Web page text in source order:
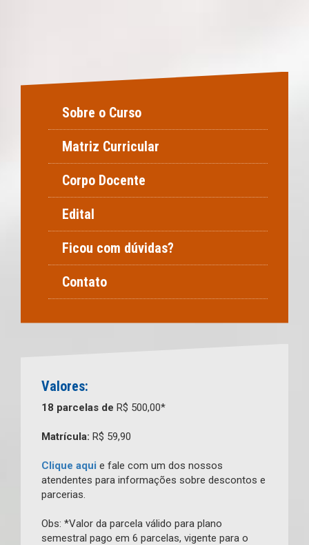
Sobre o Curso
Matriz Curricular
Corpo Docente
Edital
Ficou com dúvidas?
Contato
Valores:
18 parcelas de R$ 500,00*
Matrícula: R$ 59,90
Clique aqui e fale com um dos nossos
atendentes para informações sobre descontos e
parcerias.
Obs: *Valor da parcela válido para plano
semestral pago em 6 parcelas, vigente para o